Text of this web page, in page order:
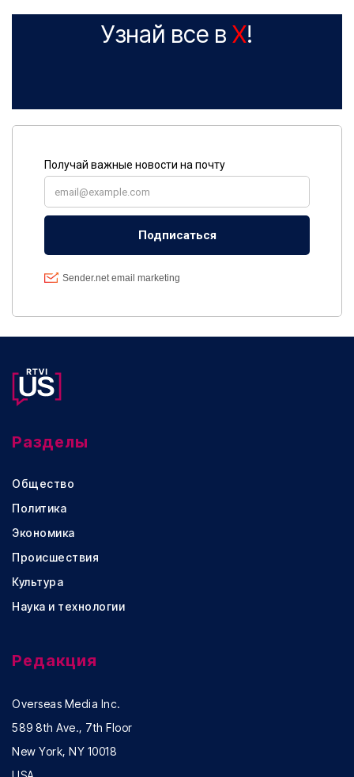
Узнай все в X!
Разделы
Общество
Политика
Экономика
Происшествия
Культура
Наука и технологии
Редакция
Overseas Media Inc.
589 8th Ave., 7th Floor
New York, NY 10018